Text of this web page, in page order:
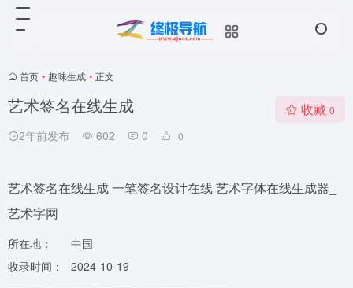
首页 • 趣味生成 • 正文
艺术签名在线生成
2年前发布 602 0 0
收藏 0
艺术签名在线生成 一笔签名设计在线 艺术字体在线生成器_
艺术字网
所在地：
中国
收录时间：
2024-10-19